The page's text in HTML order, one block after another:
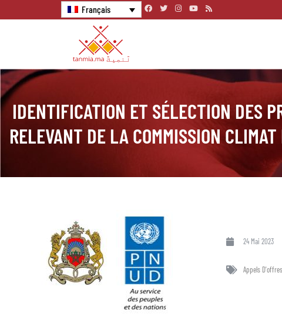
Français
IDENTIFICATION ET SÉLECTION DES
RELEVANT DE LA COMMISSION
24 Mai 2023
Appels D'offres